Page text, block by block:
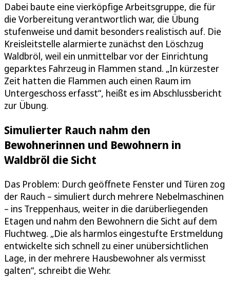
Dabei baute eine vierköpfige Arbeitsgruppe, die für
die Vorbereitung verantwortlich war, die Übung
stufenweise und damit besonders realistisch auf. Die
Kreisleitstelle alarmierte zunächst den Löschzug
Waldbröl, weil ein unmittelbar vor der Einrichtung
geparktes Fahrzeug in Flammen stand. „In kürzester
Zeit hatten die Flammen auch einen Raum im
Untergeschoss erfasst“, heißt es im Abschlussbericht
zur Übung.
Simulierter Rauch nahm den
Bewohnerinnen und Bewohnern in
Waldbröl die Sicht
Das Problem: Durch geöffnete Fenster und Türen zog
der Rauch – simuliert durch mehrere Nebelmaschinen
– ins Treppenhaus, weiter in die darüberliegenden
Etagen und nahm den Bewohnern die Sicht auf dem
Fluchtweg. „Die als harmlos eingestufte Erstmeldung
entwickelte sich schnell zu einer unübersichtlichen
Lage, in der mehrere Hausbewohner als vermisst
galten“, schreibt die Wehr.